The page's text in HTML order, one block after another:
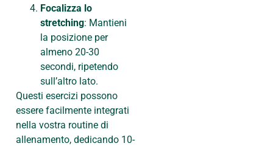
Focalizza lo
stretching: Mantieni
la posizione per
almeno 20-30
secondi, ripetendo
sull’altro lato.
Questi esercizi possono
essere facilmente integrati
nella vostra routine di
allenamento, dedicando 10-